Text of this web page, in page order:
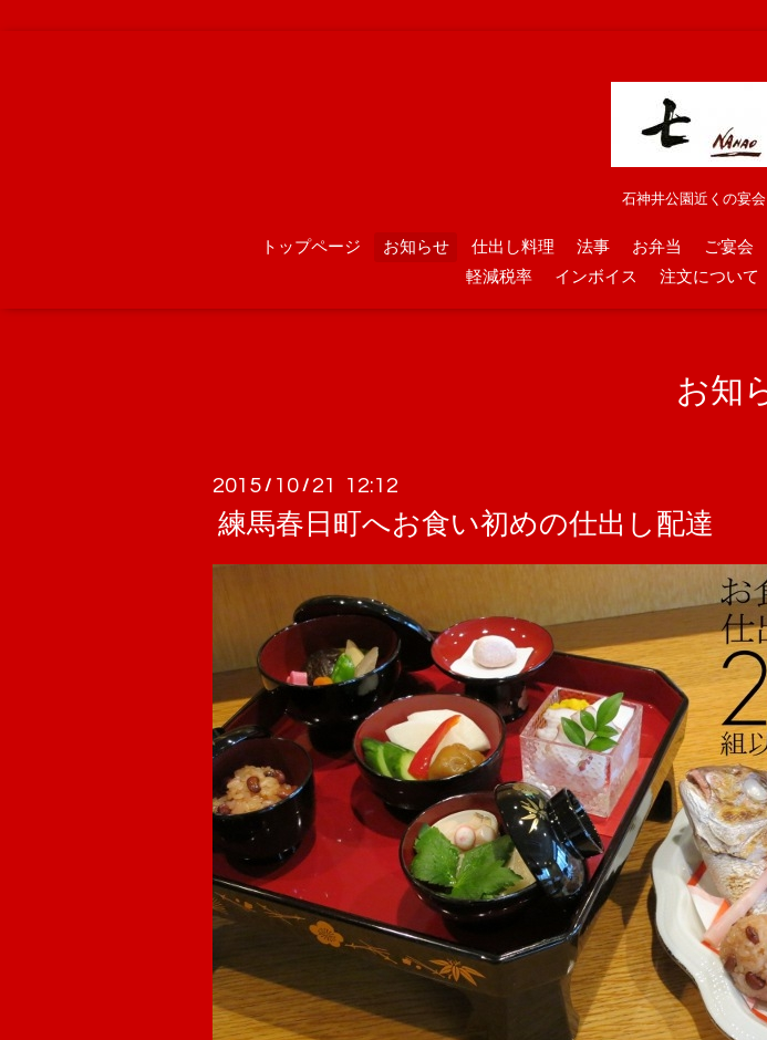
石神井公園近くの宴
トップページ お知らせ 仕出し料理 法事 お弁当 ご宴会
軽減税率
インボイス 注文について
お知
2015 / 10 / 21 12:12
練馬春日町へお食い初めの仕出し配達